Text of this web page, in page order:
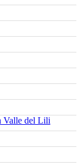
Valle del Lili